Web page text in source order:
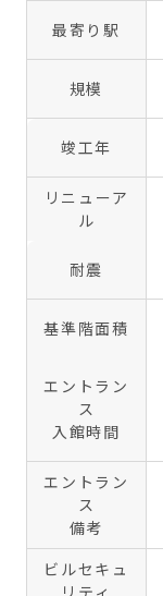
最寄り駅
規模
竣工年
リニューア
ル
耐震
基準階面積
エントラン
ス
入館時間
エントラン
ス
備考
ビルセキュ
リティ